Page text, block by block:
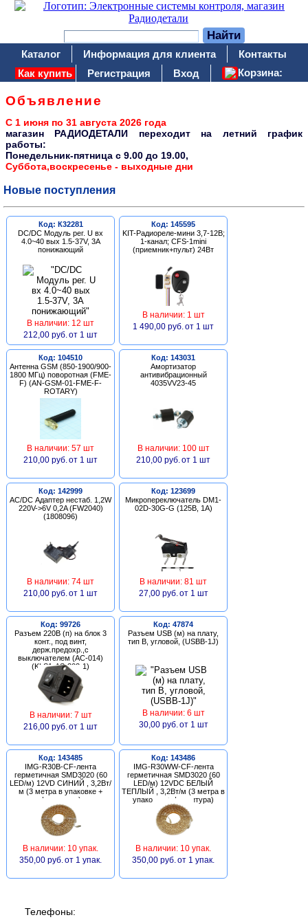
Каталог Информация для клиента
Контакты
Как купить
Регистрация Вход Корзина:
Объявление
С 1 июня по 31 августа 2026 года
магазин РАДИОДЕТАЛИ переходит на летний график
работы:
Понедельник-пятница c 9.00 до 19.00,
Суббота,воскресенье - выходные дни
Новые поступления
Код: К32281
DC/DC Модуль рег. U вх
4.0~40 вых 1.5-37V, 3A
понижающий
В наличии: 12 шт
212,00 руб. от 1 шт
Код: 145595
KIT-Радиореле-мини 3,7-12В;
1-канал; CFS-1mini
(приемник+пульт) 24Вт
В наличии: 1 шт
1 490,00 руб. от 1 шт
Код: 104510
Антенна GSM (850-1900/900-
1800 МГц) поворотная (FME-
F) (AN-GSM-01-FME-F-
ROTARY)
В наличии: 57 шт
210,00 руб. от 1 шт
Код: 143031
Амортизатор
антивибрационный
4035VV23-45
В наличии: 100 шт
210,00 руб. от 1 шт
Код: 142999
AC/DC Адаптер нестаб. 1,2W
220V->6V 0,2A (FW2040)
(1808096)
В наличии: 74 шт
210,00 руб. от 1 шт
Код: 123699
Микропереключатель DM1-
02D-30G-G (125В, 1А)
В наличии: 81 шт
27,00 руб. от 1 шт
Код: 99726
Разъем 220В (п) на блок 3
конт., под винт,
держ.предохр.,с
выключателем (AC-014)
(KLS1-AS-303-1)
В наличии: 7 шт
216,00 руб. от 1 шт
Код: 47874
Разъем USB (м) на плату,
тип В, угловой, (USBB-1J)
В наличии: 6 шт
30,00 руб. от 1 шт
Код: 143485
IMG-R30B-CF-лента
герметичная SMD3020 (60
LED/м) 12VD СИНИЙ , 3,2Вт/
м (3 метра в упаковке +
фурнитура)
В наличии: 10 упак.
350,00 руб. от 1 упак.
Код: 143486
IMG-R30WW-CF-лента
герметичная SMD3020 (60
LED/м) 12VDC БЕЛЫЙ
ТЕПЛЫЙ , 3,2Вт/м (3 метра в
упаковке + фурнитура)
В наличии: 10 упак.
350,00 руб. от 1 упак.
Телефоны: